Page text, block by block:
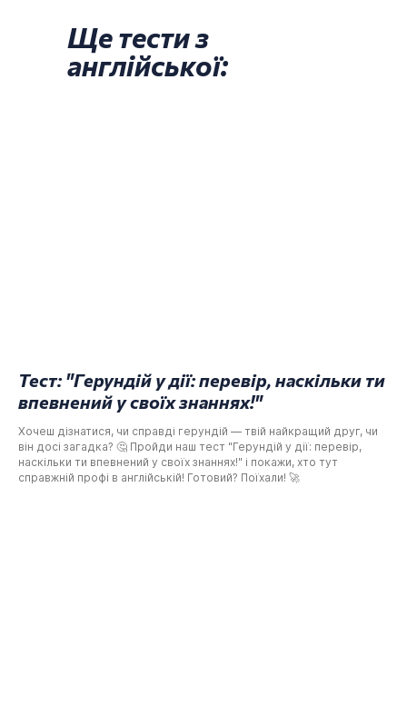
Ще тести з
англійської:
Тест: "Герундій у дії: перевір, наскільки ти
впевнений у своїх знаннях!"
Хочеш дізнатися, чи справді герундій — твій найкращий друг, чи
він досі загадка? 🤔 Пройди наш тест "Герундій у дії: перевір,
наскільки ти впевнений у своїх знаннях!" і покажи, хто тут
справжній профі в англійській! Готовий? Поїхали! 🚀